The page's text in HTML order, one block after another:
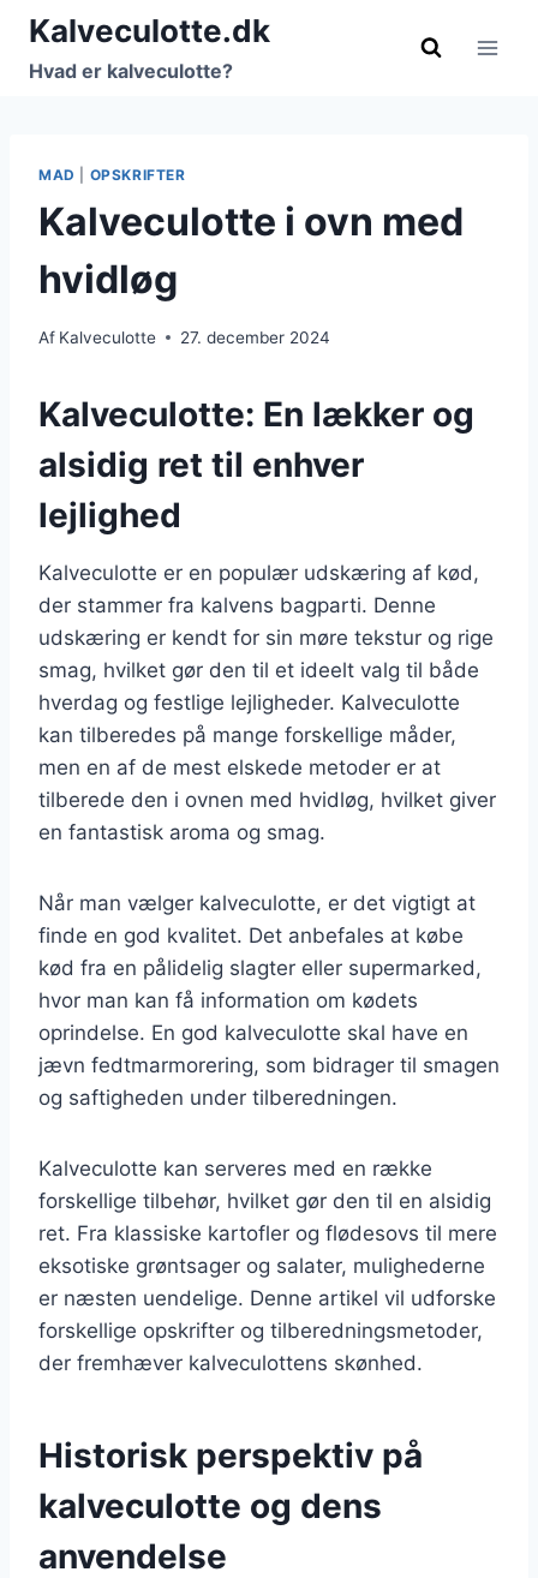
Fortsæt
indhold
Kalveculotte.dk
Hvad er kalveculotte?
MAD OPSKRIFTER
Kalveculotte i ovn med
hvidløg
Af Kalveculotte 27. december 2024
Kalveculotte: En lækker og
alsidig ret til enhver
lejlighed
Kalveculotte er en populær udskæring af kød,
der stammer fra kalvens bagparti. Denne
udskæring er kendt for sin møre tekstur og rige
smag, hvilket gør den til et ideelt valg til både
hverdag og festlige lejligheder. Kalveculotte
kan tilberedes på mange forskellige måder,
men en af de mest elskede metoder er at
tilberede den i ovnen med hvidløg, hvilket giver
en fantastisk aroma og smag.
Når man vælger kalveculotte, er det vigtigt at
finde en god kvalitet. Det anbefales at købe
kød fra en pålidelig slagter eller supermarked,
hvor man kan få information om kødets
oprindelse. En god kalveculotte skal have en
jævn fedtmarmorering, som bidrager til smagen
og saftigheden under tilberedningen.
Kalveculotte kan serveres med en række
forskellige tilbehør, hvilket gør den til en alsidig
ret. Fra klassiske kartofler og flødesovs til mere
eksotiske grøntsager og salater, mulighederne
er næsten uendelige. Denne artikel vil udforske
forskellige opskrifter og tilberedningsmetoder,
der fremhæver kalveculottens skønhed.
Historisk perspektiv på
kalveculotte og dens
anvendelse